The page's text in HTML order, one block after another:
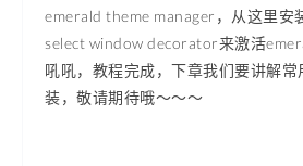
emerald theme manager，从这里安
select window decorator来激活
吼吼，教程完成，下章我们要讲解
装，敬请期待哦～～～